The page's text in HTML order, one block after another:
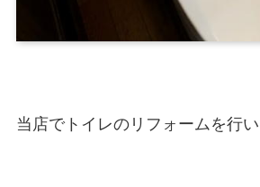
当店でトイレのリフォームを行い